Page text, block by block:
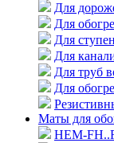
Для
Для
Для
Для
Для труб
Для
Маты для
HEM-